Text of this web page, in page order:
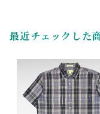
最近チェックした